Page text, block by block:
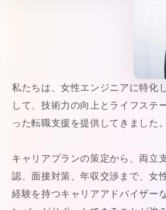
私たちは、女性エンジニアに特化
して、技術力の向上とライフステ
った転職支援を提供してきました。
キャリアプランの策定から、両立
認、面接対策、年収交渉まで、女
経験を持つキャリアアドバイザー